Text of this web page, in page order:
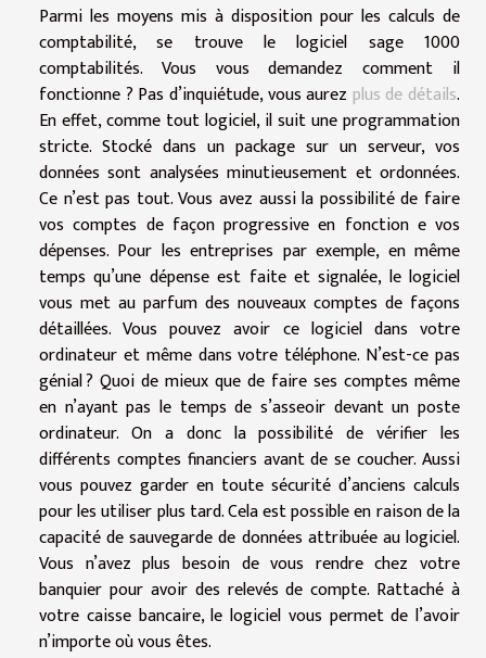
Parmi les moyens mis à disposition pour les calculs de
comptabilité, se trouve le logiciel sage 1000
comptabilités. Vous vous demandez comment il
fonctionne ? Pas d’inquiétude, vous aurez plus de détails.
En effet, comme tout logiciel, il suit une programmation
stricte. Stocké dans un package sur un serveur, vos
données sont analysées minutieusement et ordonnées.
Ce n’est pas tout. Vous avez aussi la possibilité de faire
vos comptes de façon progressive en fonction e vos
dépenses. Pour les entreprises par exemple, en même
temps qu’une dépense est faite et signalée, le logiciel
vous met au parfum des nouveaux comptes de façons
détaillées. Vous pouvez avoir ce logiciel dans votre
ordinateur et même dans votre téléphone. N’est-ce pas
génial ? Quoi de mieux que de faire ses comptes même
en n’ayant pas le temps de s’asseoir devant un poste
ordinateur. On a donc la possibilité de vérifier les
différents comptes financiers avant de se coucher. Aussi
vous pouvez garder en toute sécurité d’anciens calculs
pour les utiliser plus tard. Cela est possible en raison de la
capacité de sauvegarde de données attribuée au logiciel.
Vous n’avez plus besoin de vous rendre chez votre
banquier pour avoir des relevés de compte. Rattaché à
votre caisse bancaire, le logiciel vous permet de l’avoir
n’importe où vous êtes.